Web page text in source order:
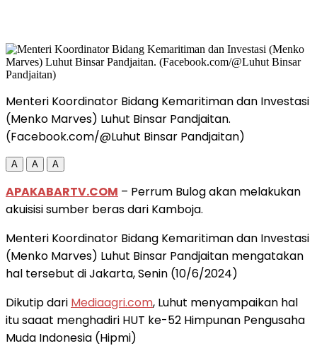
Menteri Koordinator Bidang Kemaritiman dan Investasi
(Menko Marves) Luhut Binsar Pandjaitan.
(Facebook.com/@Luhut Binsar Pandjaitan)
A A A
APAKABARTV.COM – Perrum Bulog akan melakukan
akuisisi sumber beras dari Kamboja.
Menteri Koordinator Bidang Kemaritiman dan Investasi
(Menko Marves) Luhut Binsar Pandjaitan mengatakan
hal tersebut di Jakarta, Senin (10/6/2024)
Dikutip dari Mediaagri.com, Luhut menyampaikan hal
itu saaat menghadiri HUT ke-52 Himpunan Pengusaha
Muda Indonesia (Hipmi)